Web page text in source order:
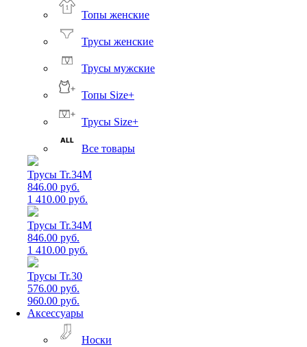
Топы женские
Трусы женские
Трусы мужские
Топы Size+
Трусы Size+
Все товары
Трусы Tr.34M
846.00 руб.
1 410.00 руб.
Трусы Tr.34M
846.00 руб.
1 410.00 руб.
Трусы Tr.30
576.00 руб.
960.00 руб.
Аксессуары
Носки